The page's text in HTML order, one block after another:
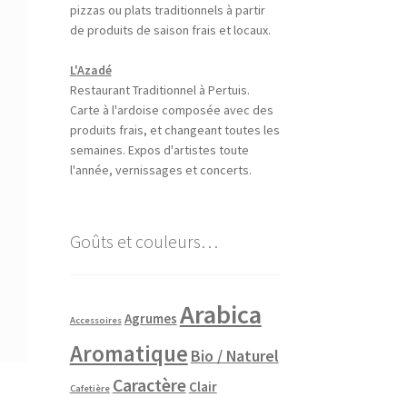
pizzas ou plats traditionnels à partir
de produits de saison frais et locaux.
L'Azadé
Restaurant Traditionnel à Pertuis.
Carte à l'ardoise composée avec des
produits frais, et changeant toutes les
semaines. Expos d'artistes toute
l'année, vernissages et concerts.
Goûts et couleurs…
Accessoires Agrumes Arabica
Aromatique Bio / Naturel
Cafetière Caractère Clair